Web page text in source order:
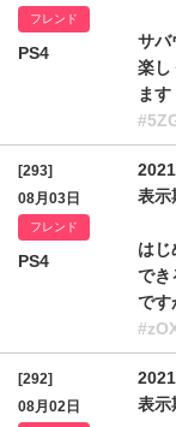
フレンド
PS4
サバ
楽し
ま
[293]
08月03日
フレンド
PS4
表示
はじ
でき
です
[292]
08月02日
表示